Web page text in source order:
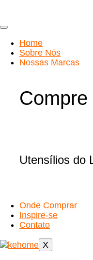
o
Home
Sobre Nós
Nossas Marcas
Utensílios do
Onde Comprar
Inspire-se
Contato
X